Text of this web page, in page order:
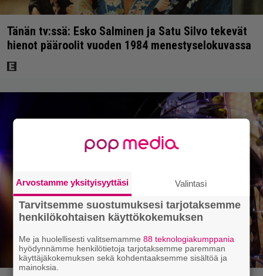
Tänän tv:ssä: Esko Salminen ja Satu Silvo tekevät
hienot pääroolit vuoden 1984 menestyselokuvassa
Arvostamme yksityisyyttäsi Valintasi
Tarvitsemme suostumuksesi tarjotaksemme
henkilökohtaisen käyttökokemuksen
Me ja huolellisesti valitsemamme88 teknologiakumppania
hyödynnämme henkilötietoja tarjotaksemme paremman
käyttäjäkokemuksen sekä kohdentaaksemme sisältöä ja
mainoksia.